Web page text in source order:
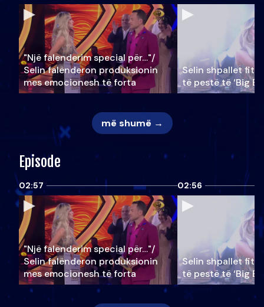
"Një falenderim special për…"/
Selin falënderon produksionin
mes emocionesh të forta
Selin shpallet
të pestë të ‘Big
më shumë →
Episode
02:57
"Një falenderim special për…"/
Selin falënderon produksionin
mes emocionesh të forta
02:56
Selin shpallet
të pestë të ‘Big